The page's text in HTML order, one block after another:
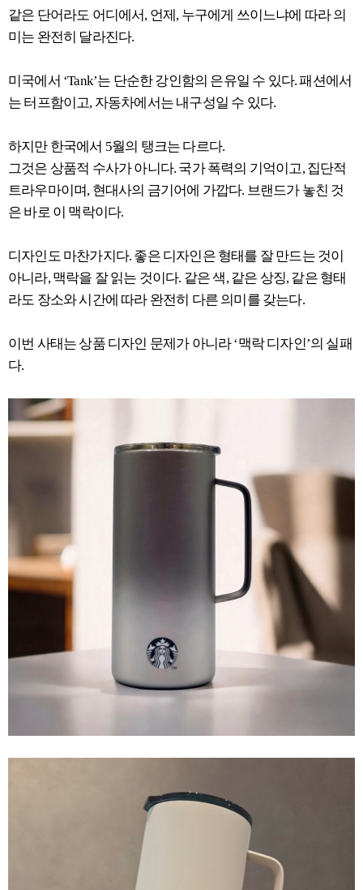
같은 단어라도 어디에서, 언제, 누구에게 쓰이느냐에 따라 의
미는 완전히 달라진다.
미국에서 ‘Tank’는 단순한 강인함의 은유일 수 있다. 패션에서
는 터프함이고, 자동차에서는 내구성일 수 있다.
하지만 한국에서 5월의 탱크는 다르다.
그것은 상품적 수사가 아니다. 국가 폭력의 기억이고, 집단적
트라우마이며, 현대사의 금기어에 가깝다. 브랜드가 놓친 것
은 바로 이 맥락이다.
디자인도 마찬가지다. 좋은 디자인은 형태를 잘 만드는 것이
아니라, 맥락을 잘 읽는 것이다. 같은 색, 같은 상징, 같은 형태
라도 장소와 시간에 따라 완전히 다른 의미를 갖는다.
이번 사태는 상품 디자인 문제가 아니라 ‘맥락 디자인’의 실패
다.